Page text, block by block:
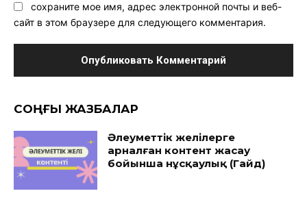
сохраните мое имя, адрес электронной почты и веб-
сайт в этом браузере для следующего комментария.
CОҢҒЫ ЖАЗБАЛАР
Әлеуметтік желілерге
арналған контент жасау
бойынша нұсқаулық (Гайд)